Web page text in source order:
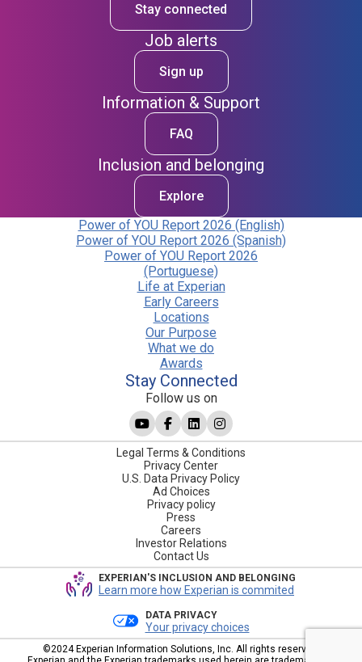
Stay connected
Job alerts
Sign up
Information & Support
FAQ
Inclusion and belonging
Explore
Power of YOU Report 2026 (English)
Power of YOU Report 2026 (Spanish)
Power of YOU Report 2026
(Portuguese)
Life at Experian
Early Careers
Locations
Our Purpose
What we do
Awards
Stay Connected
Follow us on
Legal Terms & Conditions
Privacy Center
U.S. Data Privacy Policy
Ad Choices
Privacy policy
Press
Careers
Investor Relations
Contact Us
EXPERIAN'S INCLUSION AND BELONGING
Learn more how Experian is commited
DATA PRIVACY
Your privacy choices
©2024 Experian Information Solutions, Inc. All rights reserved.